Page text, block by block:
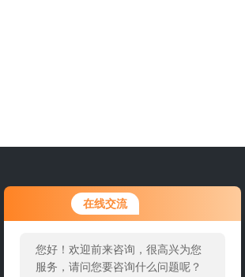
在线交流
您好！欢迎前来咨询，很高兴为您
服务，请问您要咨询什么问题呢？